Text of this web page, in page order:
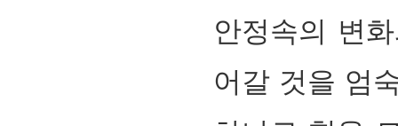
안정속의 변
어갈 것을 엄